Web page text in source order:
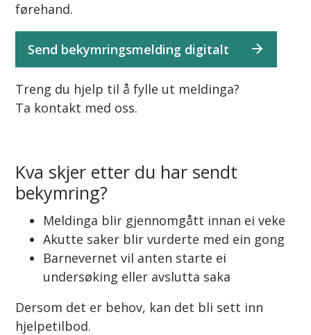
førehand.
Send bekymringsmelding digitalt
Treng du hjelp til å fylle ut meldinga?
Ta kontakt med oss.
Kva skjer etter du har sendt
bekymring?
Meldinga blir gjennomgått innan ei veke
Akutte saker blir vurderte med ein gong
Barnevernet vil anten starte ei
undersøking eller avslutta saka
Dersom det er behov, kan det bli sett inn
hjelpetilbod.